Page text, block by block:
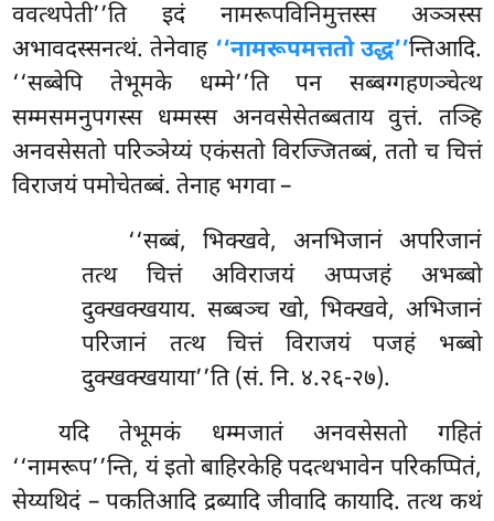
ववत्थपेती’’ति इदं नामरूपविनिमुत्तस्स अञ्ञस्स
अभावदस्सनत्थं. तेनेवाह ‘‘नामरूपमत्ततो उद्ध’’न्तिआदि.
‘‘सब्बेपि तेभूमके धम्मे’’ति पन सब्बग्गहणञ्चेत्थ
सम्मसमनुपगस्स धम्मस्स अनवसेसेतब्बताय वुत्तं. तञ्हि
अनवसेसतो परिञ्ञेय्यं एकंसतो विरज्जितब्बं, ततो च चित्तं
विराजयं पमोचेतब्बं. तेनाह भगवा –
‘‘सब्बं, भिक्खवे, अनभिजानं अपरिजानं
तत्थ चित्तं अविराजयं अप्पजहं अभब्बो
दुक्खक्खयाय. सब्बञ्च खो, भिक्खवे, अभिजानं
परिजानं तत्थ चित्तं विराजयं पजहं भब्बो
दुक्खक्खयाया’’ति (सं. नि. ४.२६-२७).
यदि तेभूमकं धम्मजातं अनवसेसतो गहितं
‘‘नामरूप’’न्ति, यं इतो बाहिरकेहि पदत्थभावेन परिकप्पितं,
सेय्यथिदं – पकतिआदि द्रब्यादि जीवादि कायादि. तत्थ कथं